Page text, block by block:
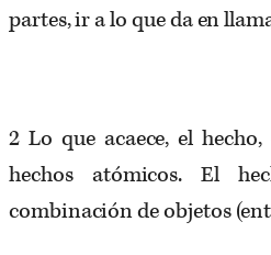
partes, ir a lo que da en
2 Lo que acaece, el
hechos atómicos. El
combinación de objetos